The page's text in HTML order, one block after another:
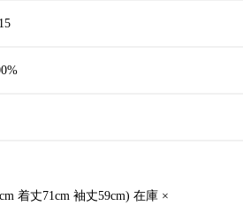
着丈71cm 袖丈59cm) 在庫 ×